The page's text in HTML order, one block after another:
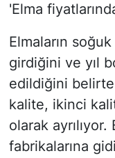
'Elma
Elmaların
girdiğini ve yıl
edildiğini
kalite, ikinci
olarak ayrılıyor.
fabrikalarına